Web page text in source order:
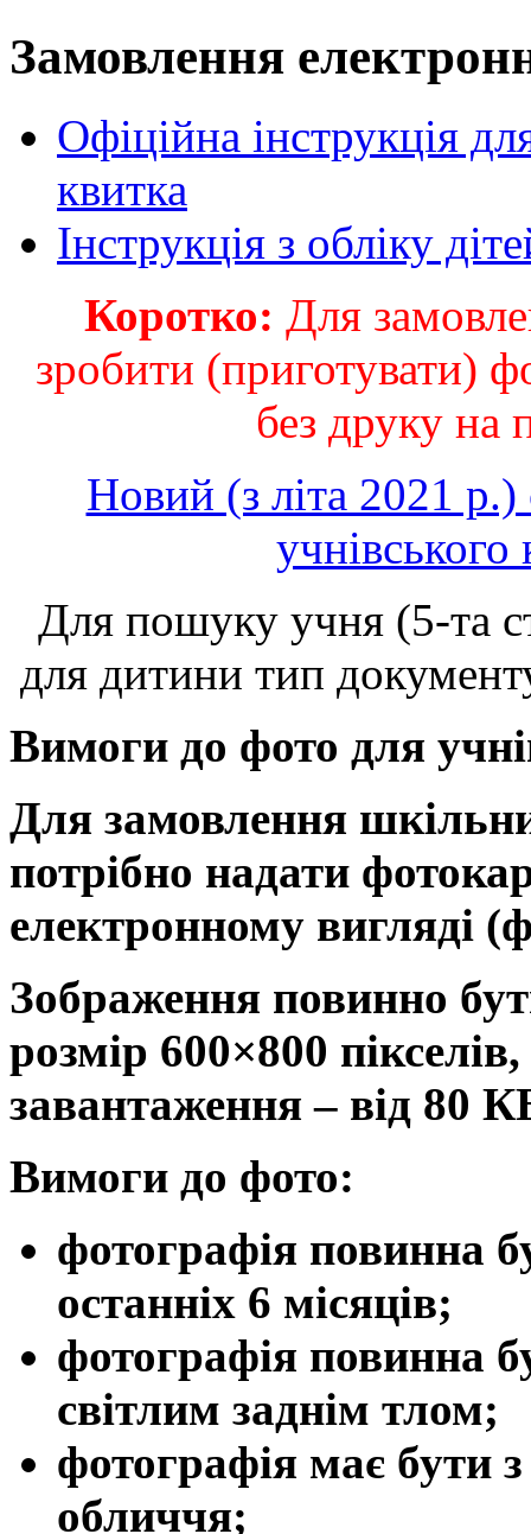
Замовлення
Офіційна інструкція
квитка
Інструкція з обліку
Коротко: Для
зробити (приготувати)
без друку на
Новий (з літа 2021 р.)
Для пошуку учня (5-та
для дитини тип
Вимоги до фото для
Для замовлення
потрібно надати
електронному вигляді
Зображення повинно
розмір 600×800
завантаження – від 80
Вимоги до фото:
фотографія повинна
останніх 6 місяців;
фотографія повинна
світлим заднім тлом;
фотографія має бути
обличчя;